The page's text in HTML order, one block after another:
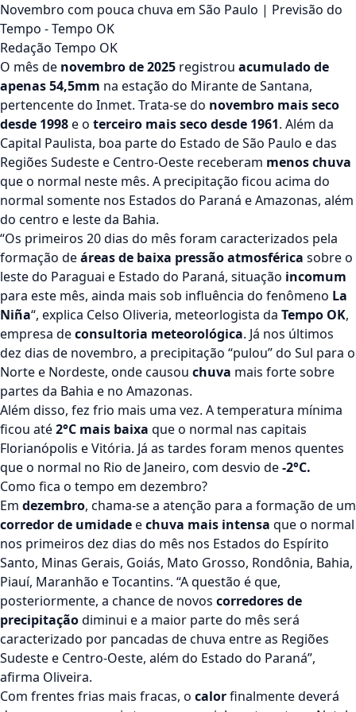
Novembro com pouca chuva em São Paulo | Previsão do
Tempo - Tempo OK
Redação Tempo OK
O mês de novembro de 2025 registrou acumulado de
apenas 54,5mm na estação do Mirante de Santana,
pertencente do Inmet. Trata-se do novembro mais seco
desde 1998e o terceiro mais seco desde 1961. Além da
Capital Paulista, boa parte do Estado de São Paulo e das
Regiões Sudeste e Centro-Oeste receberam menos chuva
que o normal neste mês. A precipitação ficou acima do
normal somente nos Estados do Paraná e Amazonas, além
do centro e leste da Bahia.
“Os primeiros 20 dias do mês foram caracterizados pela
formação deáreas de baixa pressão atmosférica sobre o
leste do Paraguai e Estado do Paraná, situação incomum
para este mês, ainda mais sob influência do fenômeno La
Niña“, explica Celso Oliveria, meteorlogista da Tempo OK,
empresa deconsultoria meteorológica. Já nos últimos
dez dias de novembro, a precipitação “pulou” do Sul para o
Norte e Nordeste, onde causou chuva mais forte sobre
partes da Bahia e no Amazonas.
Além disso, fez frio mais uma vez. A temperatura mínima
ficou até2°C mais baixa que o normal nas capitais
Florianópolis e Vitória. Já as tardes foram menos quentes
que o normal no Rio de Janeiro, com desvio de-2°C.
Como fica o tempo em dezembro?
Em dezembro, chama-se a atenção para a formação de um
corredor de umidadeechuva mais intensa que o normal
nos primeiros dez dias do mês nos Estados do Espírito
Santo, Minas Gerais, Goiás, Mato Grosso, Rondônia, Bahia,
Piauí, Maranhão e Tocantins. “A questão é que,
posteriormente, a chance de novos corredores de
precipitaçãodiminui e a maior parte do mês será
caracterizado por pancadas de chuva entre as Regiões
Sudeste e Centro-Oeste, além do Estado do Paraná”,
afirma Oliveira.
Com frentes frias mais fracas, o calorfinalmente deverá